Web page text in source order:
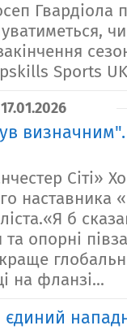
Sports UK
17.01.2026
Сіті»
б
опорні
на фланзі...